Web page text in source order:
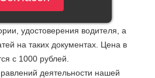
ГАИ, например,
технического талона,
удостоверения водителя, а
на таких документах. Цена в
с 1000 рублей.
деятельности нашей